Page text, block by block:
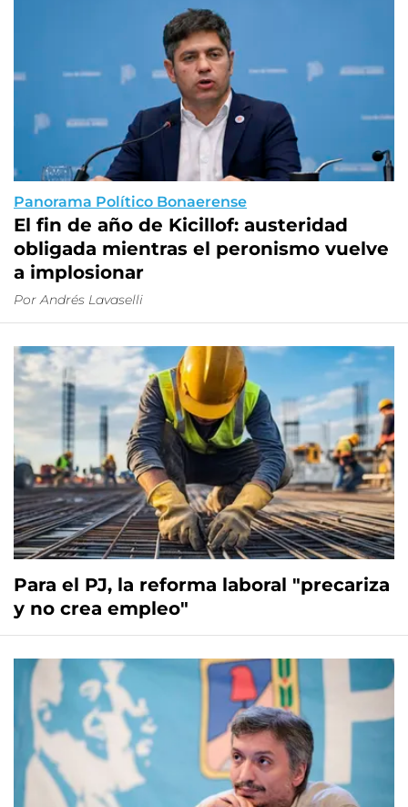
Panorama Político Bonaerense
El fin de año de Kicillof: austeridad
obligada mientras el peronismo vuelve
a implosionar
Por Andrés Lavaselli
Para el PJ, la reforma laboral "precariza
y no crea empleo"